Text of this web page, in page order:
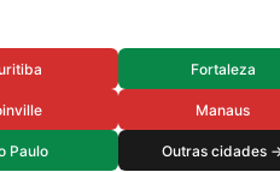
Fortaleza
Manaus
Paulo Outras cidades